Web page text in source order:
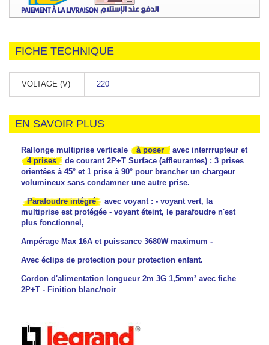
FICHE TECHNIQUE
VOLTAGE (V) 220
EN SAVOIR PLUS
Rallonge multiprise verticale à poser
avec interrrupteur et
4 prises
de courant 2P+T Surface (affleurantes) : 3 prises
orientées à 45° et 1 prise à 90° pour brancher un chargeur
volumineux sans condamner une autre prise.
Parafoudre intégré
avec voyant : - voyant vert, la
multiprise est protégée - voyant éteint, le parafoudre n'est
plus fonctionnel,
Ampérage Max 16A et puissance 3680W maximum -
Avec éclips de protection pour protection enfant.
Cordon d'alimentation longueur 2m 3G 1,5mm² avec fiche
2P+T - Finition blanc/noir